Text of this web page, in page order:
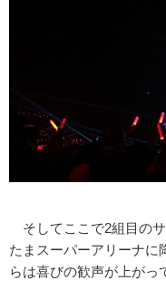
そしてここで2組目の
たまスーパーアリーナに
らは喜びの歓声が上がっ